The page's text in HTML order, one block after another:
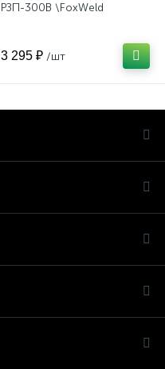
РЗП-300В \FoxWeld
3 295 ₽ /шт